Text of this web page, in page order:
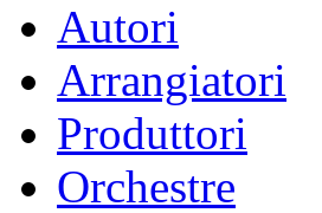
Autori
Arrangiatori
Produttori
Orchestre